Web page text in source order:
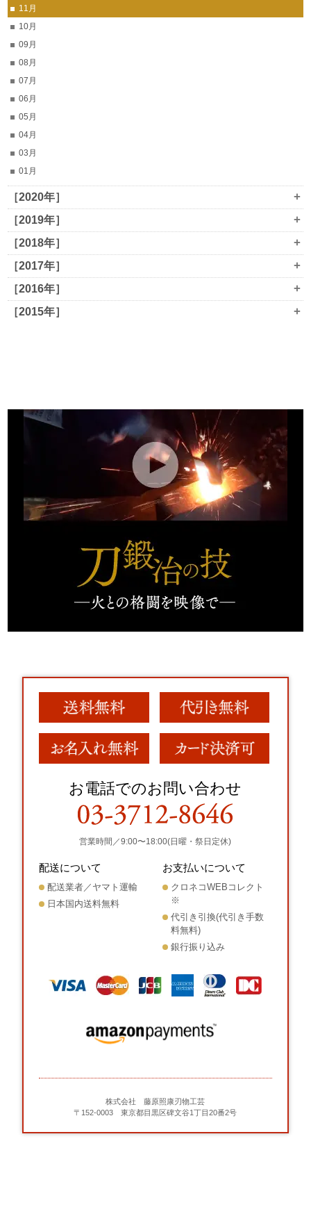
11月
10月
09月
08月
07月
06月
05月
04月
03月
01月
［2020年］ +
［2019年］ +
［2018年］ +
［2017年］ +
［2016年］ +
［2015年］ +
お電話でのお問い合わせ
営業時間／9:00〜18:00(日曜・祭日定休)
配送について
配送業者／ヤマト運輸
日本国内送料無料
お支払いについて
クロネコWEBコレクト
※
代引き引換(代引き手数
料無料)
銀行振り込み
株式会社 藤原照康刃物工芸
〒152-0003 東京都目黒区碑文谷1丁目20番2号